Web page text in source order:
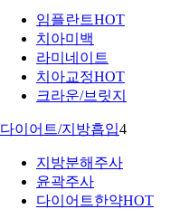
임플란트HOT
치아미백
라미네이트
치아교정HOT
크라운/브릿지
다이어트/지방흡입4
지방분해주사
윤곽주사
다이어트한약HOT